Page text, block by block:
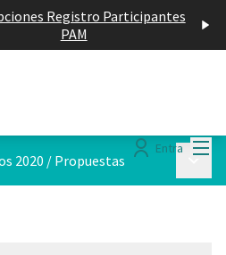
Registro Participantes
PAM
Entra
2020 / Propuestas